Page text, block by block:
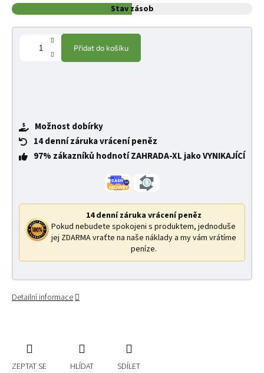
Stav zásob
Přidat do košíku
Možnost dobírky
14 denní záruka vrácení peněz
97% zákazníků hodnotí ZAHRADA-XL jako VYNIKAJÍCÍ
14 denní záruka vrácení peněz
Pokud nebudete spokojeni s produktem, jednoduše
jej ZDARMA vraťte na naše náklady a my vám vrátíme
peníze.
Detailní informace
ZEPTAT SE HLÍDAT SDÍLET